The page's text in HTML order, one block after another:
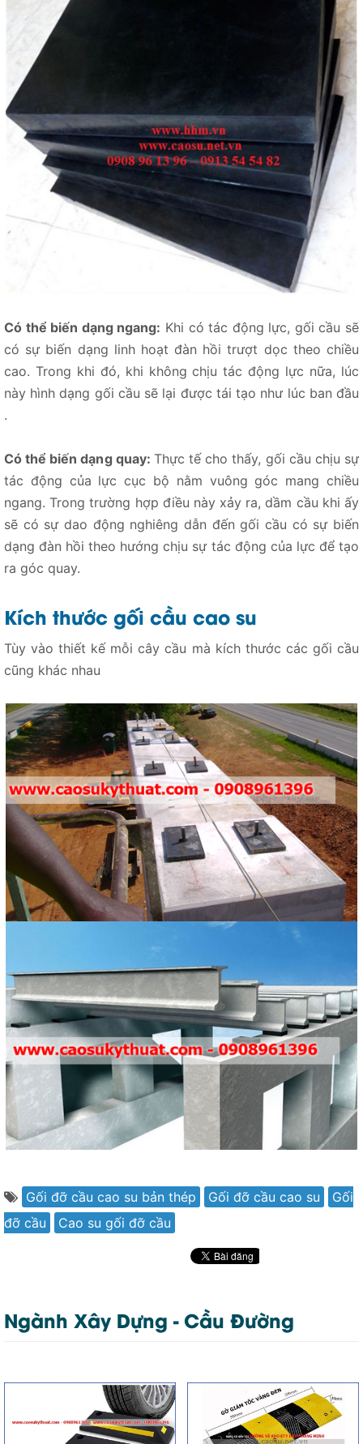
Có thể biến dạng ngang: Khi có tác động lực, gối cầu sẽ
có sự biến dạng linh hoạt đàn hồi trượt dọc theo chiều
cao. Trong khi đó, khi không chịu tác động lực nữa, lúc
này hình dạng gối cầu sẽ lại được tái tạo như lúc ban đầu
.
Có thể biến dạng quay: Thực tế cho thấy, gối cầu chịu sự
tác động của lực cục bộ nằm vuông góc mang chiều
ngang. Trong trường hợp điều này xảy ra, dầm cầu khi ấy
sẽ có sự dao động nghiêng dẫn đến gối cầu có sự biến
dạng đàn hồi theo hướng chịu sự tác động của lực để tạo
ra góc quay.
Kích thước gối cầu cao su
Tùy vào thiết kế mỗi cây cầu mà kích thước các gối cầu
cũng khác nhau
Gối đỡ cầu cao su bản thép Gối đỡ cầu cao su
Gối
đỡ cầu
Cao su gối đỡ cầu
Ngành Xây Dựng - Cầu Đường